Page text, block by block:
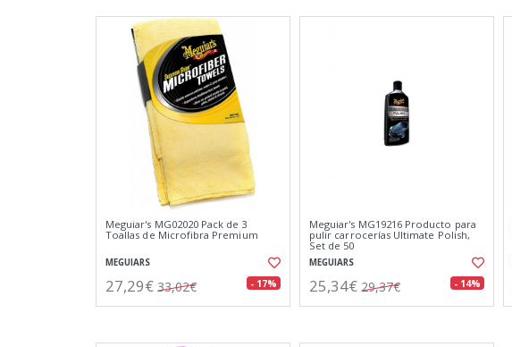
Meguiar's MG02020 Pack de 3
Toallas de Microfibra Premium
MEGUIARS
27,29€ 33,02€ - 17%
Meguiar's MG19216 Producto para
pulir carrocerías Ultimate Polish,
Set de 50
MEGUIARS
25,34€ 29,37€ - 14%